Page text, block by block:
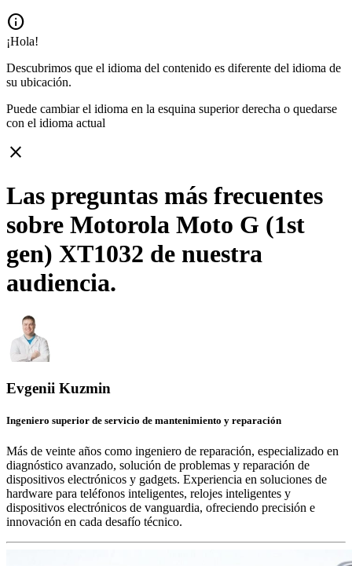
info
¡Hola!
Descubrimos que el idioma del contenido es diferente del idioma de
su ubicación.
Puede cambiar el idioma en la esquina superior derecha o quedarse
con el idioma actual
close
Las preguntas más frecuentes
sobre Motorola Moto G (1st
gen) XT1032 de nuestra
audiencia.
Evgenii Kuzmin
Ingeniero superior de servicio de mantenimiento y reparación
Más de veinte años como ingeniero de reparación, especializado en
diagnóstico avanzado, solución de problemas y reparación de
dispositivos electrónicos y gadgets. Experiencia en soluciones de
hardware para teléfonos inteligentes, relojes inteligentes y
dispositivos electrónicos de vanguardia, ofreciendo precisión e
innovación en cada desafío técnico.